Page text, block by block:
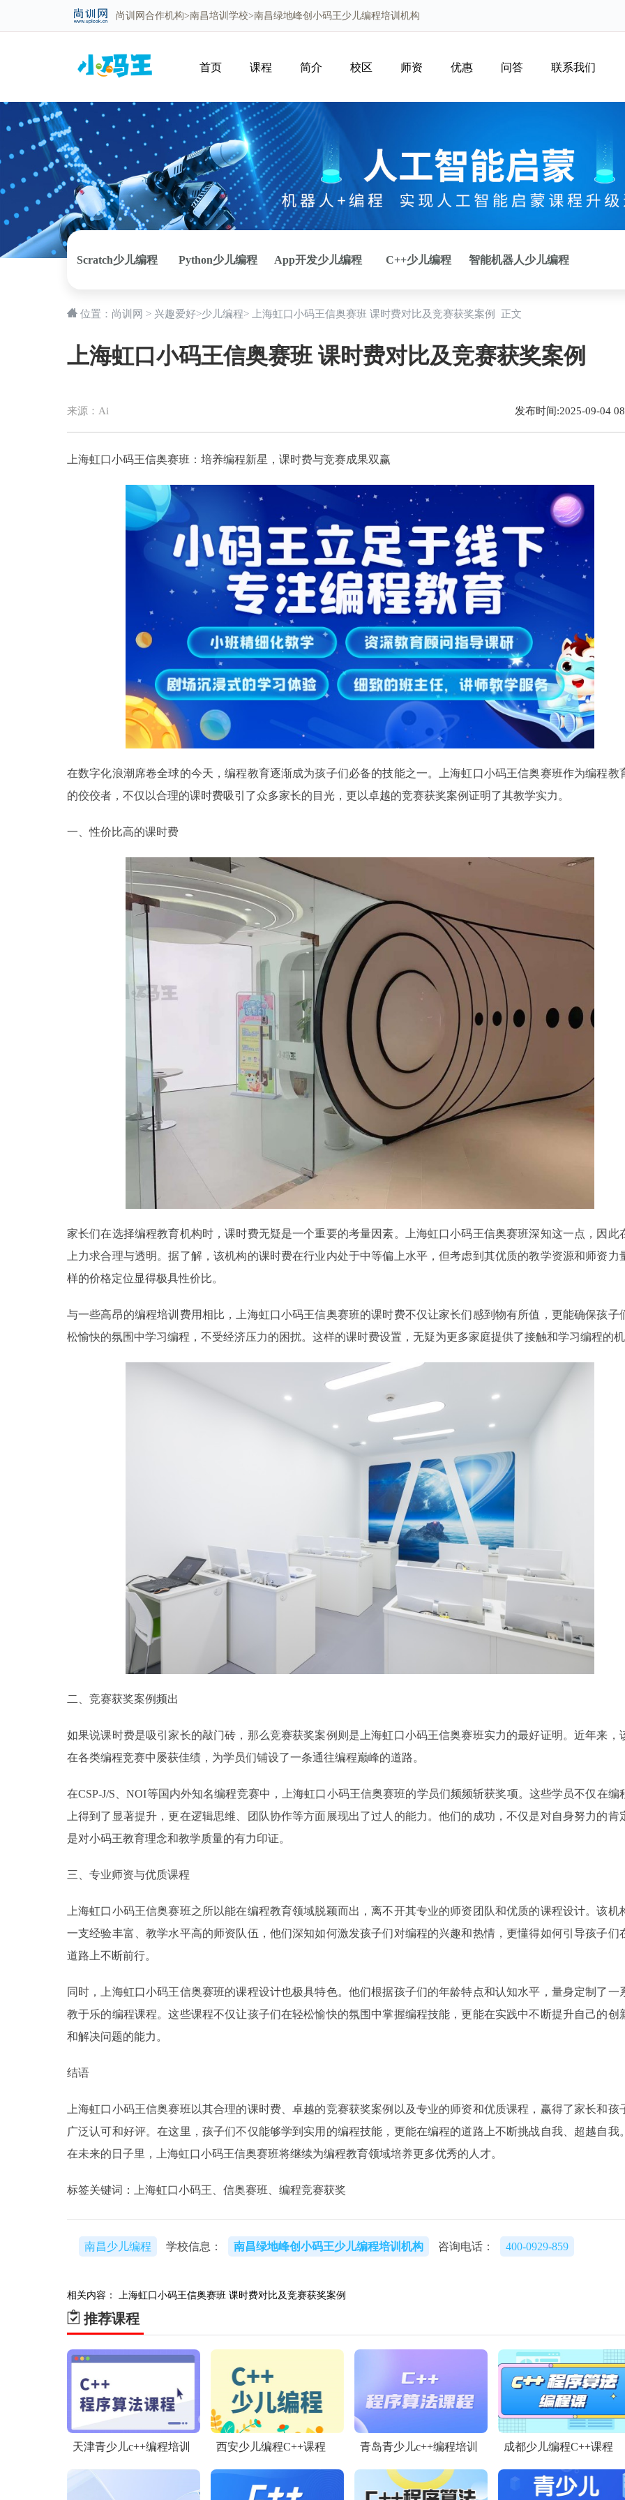
尚训网 合作机构>南昌培训学校>南昌绿地峰创小码王少儿编程培训机构
首页 课程 简介 校区 师资 优惠 问答 联系我们
Scratch少儿编程 Python少儿编程 App开发少儿编程 C++少儿编程 智能机器人少儿编程
位置： 尚训网 > 兴趣爱好>少儿编程> 上海虹口小码王信奥赛班 课时费对比及竞赛获奖案例​ 正文
上海虹口小码王信奥赛班 课时费对比及竞赛获奖案例​
发布时间:2025-09-04
来源： Ai
上海虹口小码王信奥赛班：培养编程新星，课时费与竞赛成果双赢
在数字化浪潮席卷全球的今天，编程教育逐渐成为孩子们必备的技能之一。上海虹口小码王信奥赛班作为编程教
的佼佼者，不仅以合理的课时费吸引了众多家长的目光，更以卓越的竞赛获奖案例证明了其教学实力。
一、性价比高的课时费
家长们在选择编程教育机构时，课时费无疑是一个重要的考量因素。上海虹口小码王信奥赛班深知这一点，因此
上力求合理与透明。据了解，该机构的课时费在行业内处于中等偏上水平，但考虑到其优质的教学资源和师资力
样的价格定位显得极具性价比。
与一些高昂的编程培训费用相比，上海虹口小码王信奥赛班的课时费不仅让家长们感到物有所值，更能确保孩子
松愉快的氛围中学习编程，不受经济压力的困扰。这样的课时费设置，无疑为更多家庭提供了接触和学习编程的机
二、竞赛获奖案例频出
如果说课时费是吸引家长的敲门砖，那么竞赛获奖案例则是上海虹口小码王信奥赛班实力的最好证明。近年来，
在各类编程竞赛中屡获佳绩，为学员们铺设了一条通往编程巅峰的道路。
在CSP-J/S、NOI等国内外知名编程竞赛中，上海虹口小码王信奥赛班的学员们频频斩获奖项。这些学员不仅在编
上得到了显著提升，更在逻辑思维、团队协作等方面展现出了过人的能力。他们的成功，不仅是对自身努力的肯
是对小码王教育理念和教学质量的有力印证。
三、专业师资与优质课程
上海虹口小码王信奥赛班之所以能在编程教育领域脱颖而出，离不开其专业的师资团队和优质的课程设计。该机
一支经验丰富、教学水平高的师资队伍，他们深知如何激发孩子们对编程的兴趣和热情，更懂得如何引导孩子们
道路上不断前行。
同时，上海虹口小码王信奥赛班的课程设计也极具特色。他们根据孩子们的年龄特点和认知水平，量身定制了一
教于乐的编程课程。这些课程不仅让孩子们在轻松愉快的氛围中掌握编程技能，更能在实践中不断提升自己的创
和解决问题的能力。
结语
上海虹口小码王信奥赛班以其合理的课时费、卓越的竞赛获奖案例以及专业的师资和优质课程，赢得了家长和孩
广泛认可和好评。在这里，孩子们不仅能够学到实用的编程技能，更能在编程的道路上不断挑战自我、超越自我
在未来的日子里，上海虹口小码王信奥赛班将继续为编程教育领域培养更多优秀的人才。
标签关键词：上海虹口小码王、信奥赛班、编程竞赛获奖
南昌少儿编程 学校信息： 南昌绿地峰创小码王少儿编程培训机构 咨询电话： 400-0929-859
相关内容： 上海虹口小码王信奥赛班 课时费对比及竞赛获奖案例​
推荐课程
天津青少儿c++编程培训 西安少儿编程C++课程 青岛青少儿c++编程培训 成都少儿编程C++课程